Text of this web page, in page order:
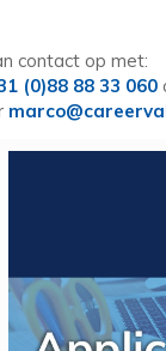
contact op met:
(0)88 88 33 060